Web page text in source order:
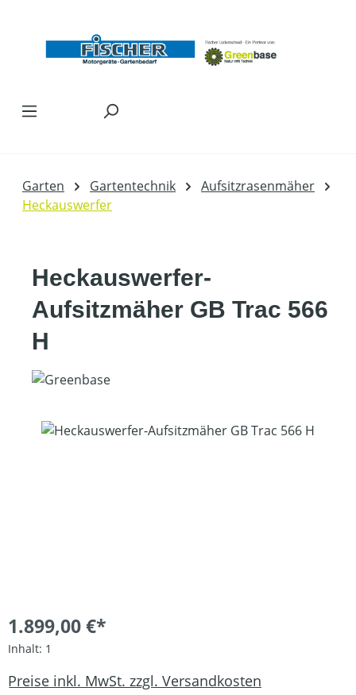
Garten Gartentechnik
Aufsitzrasenmäher
Heckauswerfer
Heckauswerfer-
Aufsitzmäher GB Trac 566
H
Bildergalerie überspringen
1.899,00 €*
Inhalt: 1
Preise inkl. MwSt. zzgl. Versandkosten